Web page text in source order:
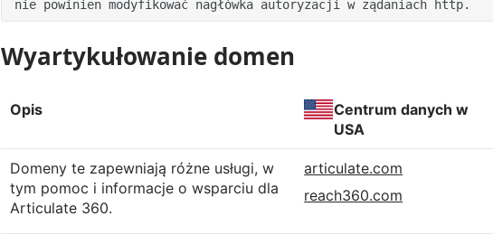
nie powinien modyfikować nagłówka autoryzacji w żądaniach http.
Wyartykułowanie domen
Opis
Centrum danych w
USA
Domeny te zapewniają różne usługi, w
tym pomoc i informacje o wsparciu dla
Articulate 360.
articulate.com
reach360.com